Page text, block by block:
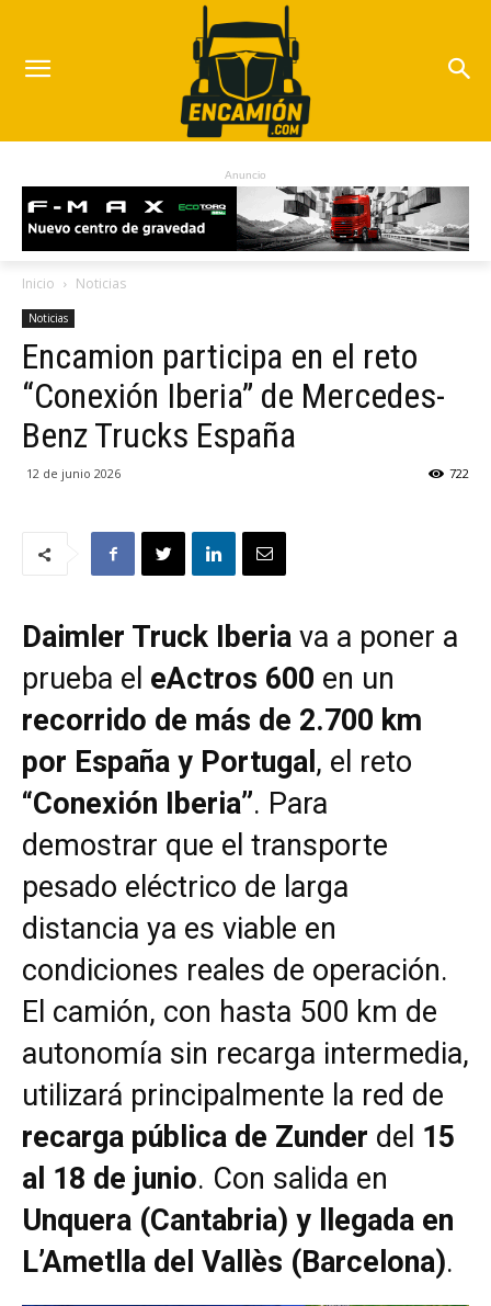
Anuncio
Inicio Noticias
Noticias
Encamion participa en el reto
“Conexión Iberia” de Mercedes-
Benz Trucks España
12 de junio 2026 722
Daimler Truck Iberia va a poner a
prueba el eActros 600 en un
recorrido de más de 2.700 km
por España y Portugal , el reto
“Conexión Iberia”. Para
demostrar que el transporte
pesado eléctrico de larga
distancia ya es viable en
condiciones reales de operación.
El camión, con hasta 500 km de
autonomía sin recarga intermedia,
utilizará principalmente la red de
recarga pública de Zunder del 15
al 18 de junio. Con salida en
Unquera (Cantabria) y llegada en
L’Ametlla del Vallès (Barcelona).